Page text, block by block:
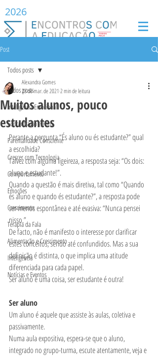
2026
Post
Todos posts
Inteligência Emocional
Concentração e Foco
Parentalidade Consciente
Crescer com Tecnologia
Comportamento
Emoções
Crescimento
Terapia da Fala
Alimentação e Crescimento
Inteligência
Notícias e Eventos
Todos posts
Muitos alunos, pouco
estudantes
Alexandra Gomes
23 de mar. de 2021 2 min de leitura
Perante a pergunta “És aluno ou és estudante?” qual
a escolhida?
Talvez com alguma ligeireza, a resposta seja: “Os dois:
aluno e estudante!”.
Quando a questão é mais diretiva, tal como “Quando
és aluno e quando és estudante?”, a resposta pode
ser menos espontânea e até evasiva: “Nunca pensei
nisso.”
De facto, não é manifesto o interesse por clarificar
estes conceitos, sendo até confundidos. Mas a sua
definição é distinta, o que implica uma atitude
diferenciada para cada papel.
Ser aluno é uma coisa, ser estudante é outra!
Ser aluno
Um aluno é aquele que assiste às aulas, coletiva e
passivamente.
Numa aula expositiva, espera-se que o aluno,
integrado no grupo-turma, escute atentamente, veja e